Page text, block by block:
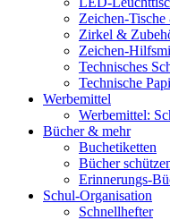
Zeichen-Tische
Zirkel &
Zeichen-
Technisches
Technische
Werbemittel
Werbemittel:
Bücher & mehr
Buchetiketten
Bücher
Erinnerungs-
Schul-Organisation
Schnellhefter